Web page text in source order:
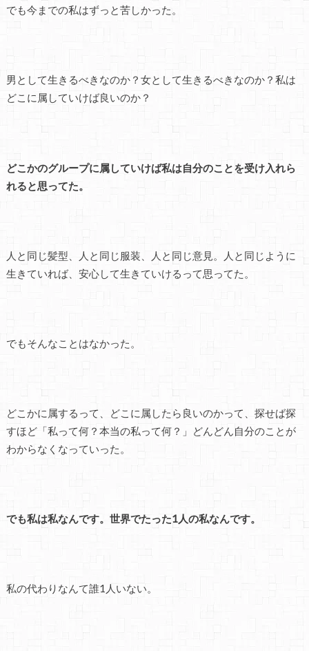
でも今までの私はずっと苦しかった。
男として生きるべきなのか？女として生きるべきなのか？私は
どこに属していけば良いのか？
どこかのグループに属していけば私は自分のことを受け入れら
れると思ってた。
人と同じ髪型、人と同じ服装、人と同じ意見。人と同じように
生きていれば、安心して生きていけるって思ってた。
でもそんなことはなかった。
どこかに属するって、どこに属したら良いのかって、探せば探
すほど「私って何？本当の私って何？」どんどん自分のことが
わからなくなっていった。
でも私は私なんです。世界でたった1人の私なんです。
私の代わりなんて誰1人いない。